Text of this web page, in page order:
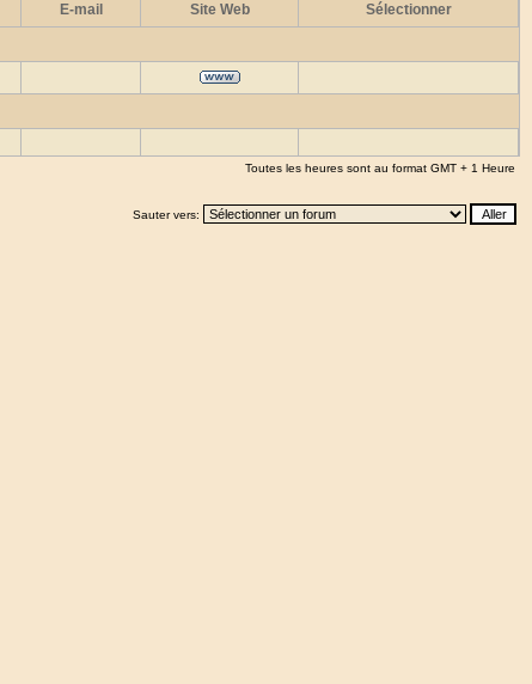
E-mail Site Web Sélectionner
Toutes les heures sont au format GMT + 1 Heure
Sauter vers: